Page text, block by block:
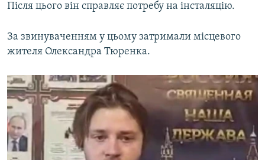
Після цього він справляє потребу на інсталяцію.
За звинуваченням у цьому затримали місцевого
жителя Олександра Тюренка.